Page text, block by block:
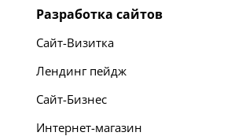
Разработка сайтов
Сайт-Визитка
Лендинг пейдж
Сайт-Бизнес
Интернет-магазин